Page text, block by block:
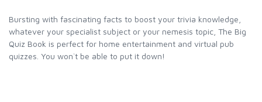
Bursting with fascinating facts to boost your trivia knowledge,
whatever your specialist subject or your nemesis topic, The Big
Quiz Book is perfect for home entertainment and virtual pub
quizzes. You won`t be able to put it down!